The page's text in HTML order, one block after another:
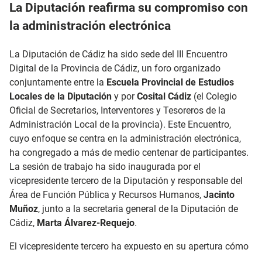
La Diputación reafirma su compromiso con
la administración electrónica
La Diputación de Cádiz ha sido sede del III Encuentro
Digital de la Provincia de Cádiz, un foro organizado
conjuntamente entre la Escuela Provincial de Estudios
Locales de la Diputación y porCosital Cádiz (el Colegio
Oficial de Secretarios, Interventores y Tesoreros de la
Administración Local de la provincia). Este Encuentro,
cuyo enfoque se centra en la administración electrónica,
ha congregado a más de medio centenar de participantes.
La sesión de trabajo ha sido inaugurada por el
vicepresidente tercero de la Diputación y responsable del
Área de Función Pública y Recursos Humanos, Jacinto
Muñoz, junto a la secretaria general de la Diputación de
Cádiz, Marta Álvarez-Requejo.
El vicepresidente tercero ha expuesto en su apertura cómo